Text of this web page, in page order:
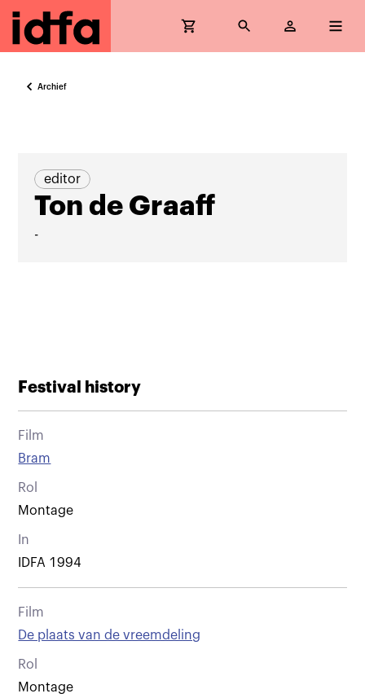
Archief
editor
Ton de Graaff
-
Festival history
Film
Bram
Rol
Montage
In
IDFA 1994
Film
De plaats van de vreemdeling
Rol
Montage